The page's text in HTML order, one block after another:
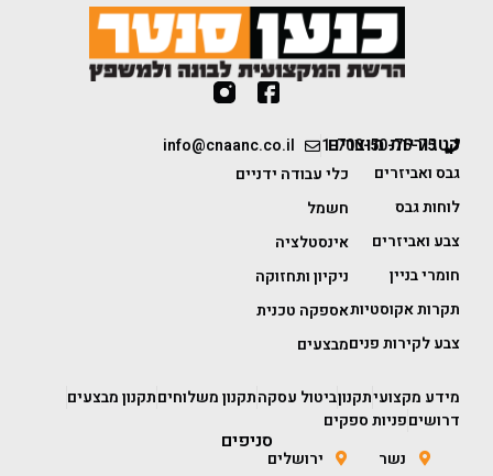
1-700-50-75-75
info@cnaanc.co.il קטגוריות מוצרים
גבס ואביזרים
לוחות גבס
צבע ואביזרים
חומרי בניין
תקרות אקוסטיות
צבע לקירות פנים
כלי עבודה ידניים
חשמל
אינסטלציה
ניקיון ותחזוקה
אספקה טכנית
מבצעים
מידע מקצועיתקנוןביטול עסקהתקנון משלוחיםתקנון מבצעים
דרושיםפניות ספקים
סניפים
נשר ירושלים